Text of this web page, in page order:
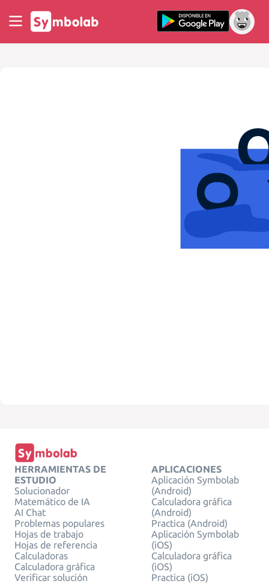
HERRAMIENTAS DE
ESTUDIO
Solucionador
Matemático de IA
AI Chat
Problemas populares
Hojas de trabajo
Hojas de referencia
Calculadoras
Calculadora gráfica
Verificar solución
APLICACIONES
Aplicación Symbolab
(Android)
Calculadora gráfica
(Android)
Practica (Android)
Aplicación Symbolab
(iOS)
Calculadora gráfica
(iOS)
Practica (iOS)